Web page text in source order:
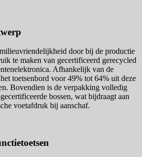
door bij de productie
te maken van gecertificeerd gerecycled
Afhankelijk van de
toetsenbord voor 49% tot 64% uit deze
Bovendien is de verpakking volledig
bossen, wat bijdraagt aan
voetafdruk bij aanschaf.